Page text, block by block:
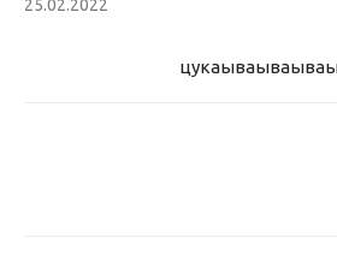
25.02.2022
цукаыва